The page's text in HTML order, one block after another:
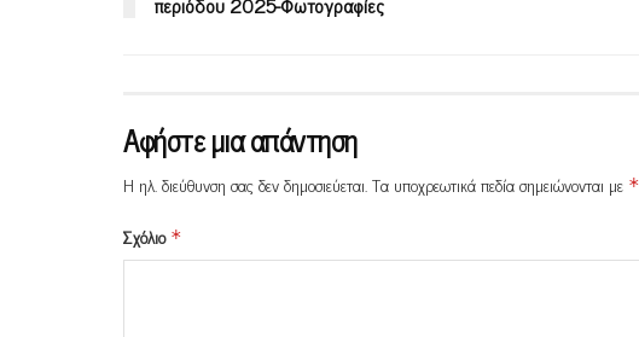
Αφήστε μια απάντηση
Η ηλ. διεύθυνση σας δεν δημοσιεύεται.Τα υποχρεωτικά πεδία σημειώνονται με *
Σχόλιο *